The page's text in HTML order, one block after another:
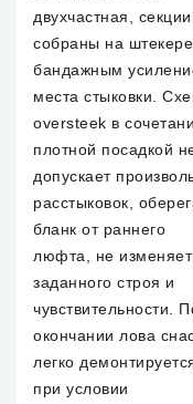
двухчастная, секции
собраны на
бандажным
места стыковки.
oversteek в
плотной посадкой
допускает
расстыковок,
бланк от раннего
люфта, не изменяет
заданного строя и
чувствительности.
окончании лова
легко
при условии